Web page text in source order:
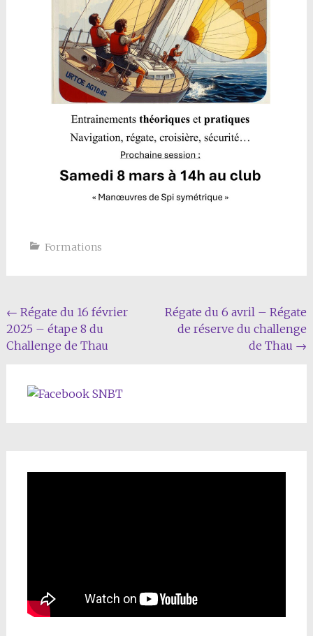
Formations
Navigation
de
l'article
← Régate du 16 février
2025 – étape 8 du
Challenge de Thau
Régate du 6 avril – Régate
de réserve du challenge
de Thau →
SNBT